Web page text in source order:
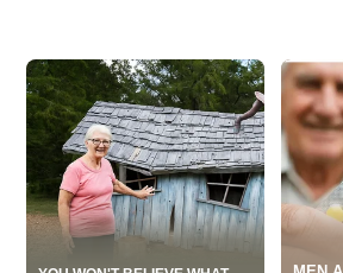
ประเทศจีนได้ส่งคณะผู้แทนเข้าร่วม
คน ประกอบด้วยนักกีฬา 171 คน ลงแ
ชิงเหรียญทองรวม 60 เหรียญ นั
นักกีฬาเข้าร่วมการแข่งขันเอเชียนบีช
ประวัติการณ์
ที่มา : คณะกรรมการจัดการแข่งขัน
ครั้งที่ 6 "ซานย่า 2026"
โพสต์ : บริษัท ดาต้าเซ็ต จำกัด
เผยแพร่ : พีอาร์ นิวส์ ไทยแลนด์